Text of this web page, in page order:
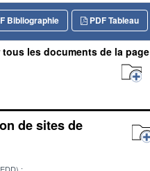
PDF Tableau
Bibliographie
les documents de la page
de sites de